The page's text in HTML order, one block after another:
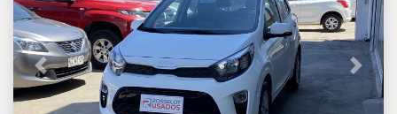
Previous Next